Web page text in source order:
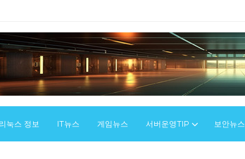
리눅스 정보 IT뉴스 게임뉴스 서버운영TIP 보안뉴스